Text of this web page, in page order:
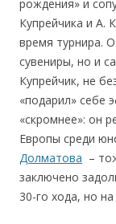
рождения» и
Купрейчика и А.
время турнира.
сувениры, но и
Купрейчик, не
«подарил» себе
«скромнее»: он
Европы среди
Долматова –
заключено
30-го хода, но